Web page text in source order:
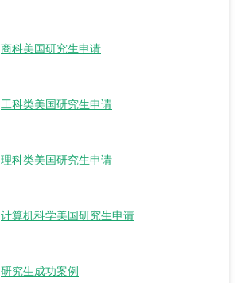
商科美国研究生申请
工科类美国研究生申请
理科类美国研究生申请
计算机科学美国研究生申请
研究生成功案例